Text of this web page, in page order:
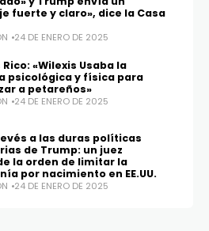
fuerte y claro», dice la Casa
24 DE ENERO DE 2025
«Wilexis Usaba la
psicológica y física para
a petareños»
24 DE ENERO DE 2025
a las duras políticas
de Trump: un juez
la orden de limitar la
por nacimiento en EE.UU.
24 DE ENERO DE 2025